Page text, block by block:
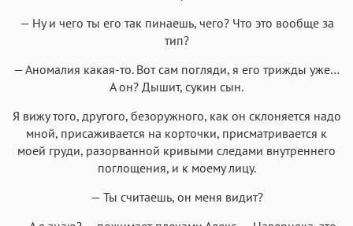
— Ну и чего ты его так пинаешь, чего? Что это вообще за
тип?
— Аномалия какая-то. Вот сам погляди, я его трижды уже…
А он? Дышит, сукин сын.
Я вижу того, другого, безоружного, как он склоняется надо
мной, присаживается на корточки, присматривается к
моей груди, разорванной кривыми следами внутреннего
поглощения, и к моему лицу.
— Ты считаешь, он меня видит?